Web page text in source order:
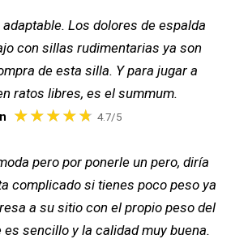
Los dolores de espalda
con sillas rudimentarias ya son
de esta silla. Y para jugar a
ratos libres, es el summum.
4.7/5
pero por ponerle un pero, diría
complicado si tienes poco peso ya
a su sitio con el propio peso del
es sencillo y la calidad muy buena.